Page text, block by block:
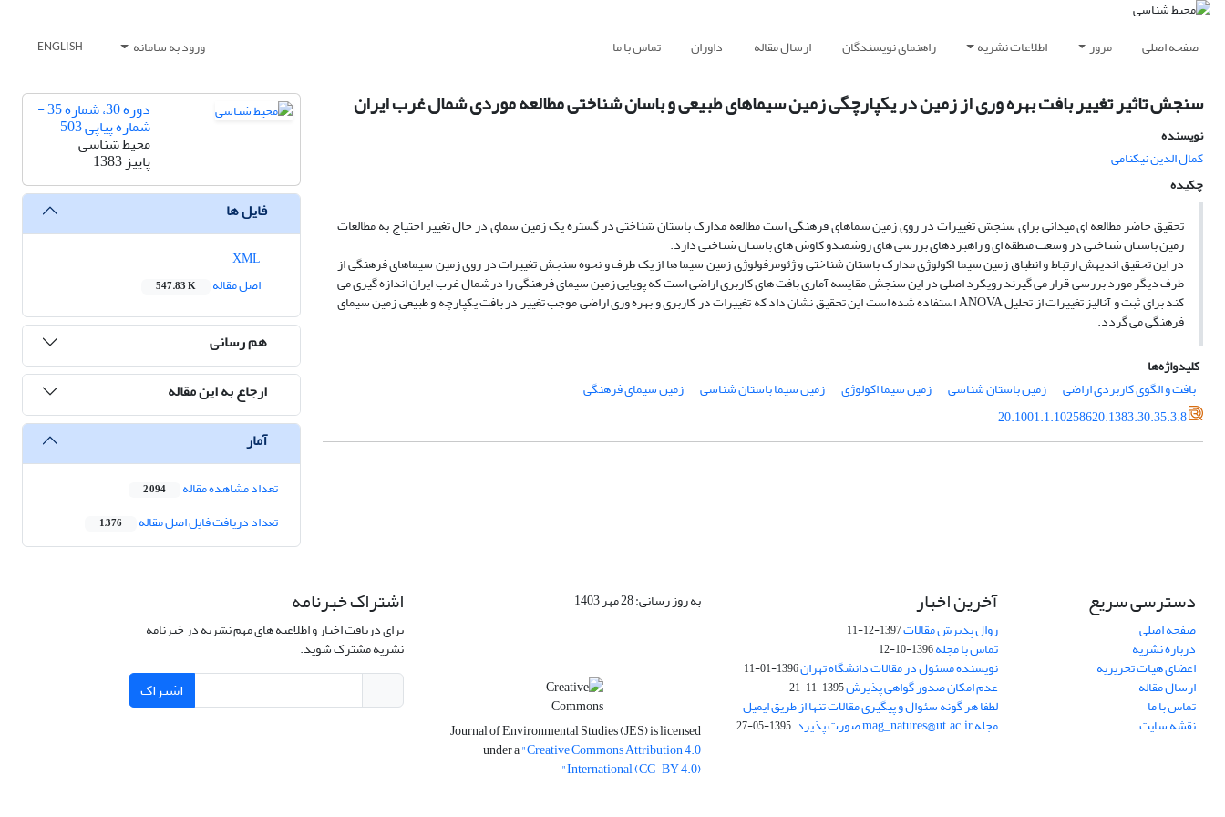
صفحه اصلی مرور اطلاعات نشریه راهنمای نویسندگان ارسال مقاله داوران تماس با ما ورود به سامانه ENGLISH
سنجش تاثیر تغییر بافت بهره وری از زمین در یکپارچگی زمین سیماهای طبیعی و باسان شناختی مطالعه موردی شمال غرب ایران
نویسنده
کمال الدین نیکنامی
چکیده
تحقیق حاضر مطالعه ای میدانی برای سنجش تغییرات در روی زمین سماهای فرهنگی است مطالعه مدارک باستان شناختی در گستره یک زمین سمای در حال تغییر احتیاج به مطالعات
زمین باستان شناختی در وسعت منطقه ای و راهبردهای بررسی های روشمندو کاوش های باستان شناختی دارد.
در این تحقیق اندیهش ارتباط و انطباق زمین سیما اکولوژی مدارک باستان شناختی و ژئومرفولوژی زمین سیما ها از یک طرف و نحوه سنجش تغییرات در روی زمین سیماهای فرهنگی از
طرف دیگر مورد بررسی قرار می گیرند رویکرد اصلی در این سنجش مقایسه آماری بافت های کاربری اراضی است که پویایی زمین سیمای فرهنگی را درشمال غرب ایران اندازه گیری می
کند برای ثبت و آنالیز تغییرات از تحلیل ANOVA استفاده شده است این تحقیق نشان داد که تغییرات در کاربری و بهره وری اراضی موجب تغییر در بافت یکپارچه و طبیعی زمین سیمای
فرهنگی می گردد.
کلیدواژه‌ها
بافت و الگوی کاربردی اراضی
زمین باستان شناسی زمین سیما اکولوژی زمین سیما باستان شناسی
زمین سیمای فرهنگی
20.1001.1.10258620.1383.30.35.3.8
دوره 30، شماره 35 -
شماره پیاپی 503
محیط شناسی
پاییز 1383
فایل ها
اصل مقاله
547.83 K
هم رسانی
ارجاع به این مقاله
آمار
تعداد مشاهده مقاله 2,094
تعداد دریافت فایل اصل مقاله 1,376
دسترسی سریع
صفحه اصلی
درباره نشریه
اعضای هیات تحریریه
ارسال مقاله
تماس با ما
نقشه سایت
آخرین اخبار
روال پذیرش مقالات1397-12-11
تماس با مجله1396-10-12
نویسنده مسئول در مقالات دانشگاه تهران1396-01-11
عدم امکان صدور گواهی پذیرش1395-11-21
لطفا هر گونه سئوال و پیگیری مقالات تنها از طریق ایمیل
مجله mag_natures@ut.ac.ir صورت پذیرد. 1395-05-27
به روز رسانی: 28 مهر 1403
Journal of Environmental Studies (JES) is licensed
under a"Creative Commons Attribution 4.0
International (CC-BY 4.0)"
اشتراک خبرنامه
برای دریافت اخبار و اطلاعیه های مهم نشریه در خبرنامه
نشریه مشترک شوید.
اشتراک